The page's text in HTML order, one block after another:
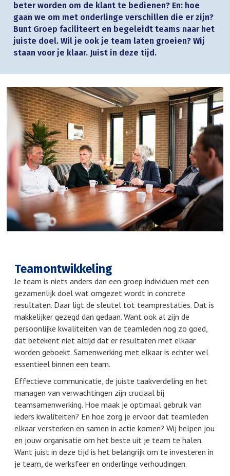
beter worden om de klant te bedienen? En: hoe
gaan we om met onderlinge verschillen die er zijn?
Bunt Groep faciliteert en begeleidt teams naar het
juiste doel. Wil je ook je team laten groeien? Wij
staan voor je klaar. Juist in deze tijd.
Teamontwikkeling
Je team is niets anders dan een groep individuen met een
gezamenlijk doel wat omgezet wordt in concrete
resultaten. Daar ligt de sleutel tot teamprestaties. Dat is
makkelijker gezegd dan gedaan. Want ook al zijn de
persoonlijke kwaliteiten van de teamleden nog zo goed,
dat betekent niet altijd dat er resultaten met elkaar
worden geboekt. Samenwerking met elkaar is echter wel
essentieel binnen een team.
Effectieve communicatie, de juiste taakverdeling en het
managen van verwachtingen zijn cruciaal bij
teamsamenwerking. Hoe maak je optimaal gebruik van
ieders kwaliteiten? En hoe zorg je ervoor dat teamleden
elkaar versterken en samen in actie komen? Wij helpen jou
en jouw organisatie om het beste uit je team te halen.
Want juist in deze tijd is het belangrijk om te investeren in
je team, de werksfeer en onderlinge verhoudingen.